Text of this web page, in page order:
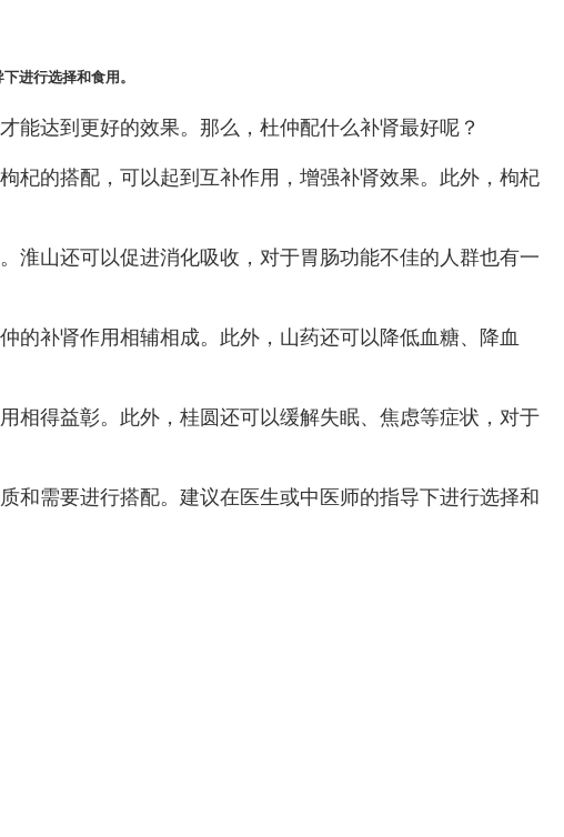
进行选择和食用。
能达到更好的效果。那么，杜仲配什么补肾最好呢？
杞的搭配，可以起到互补作用，增强补肾效果。此外，枸杞
淮山还可以促进消化吸收，对于胃肠功能不佳的人群也有一
的补肾作用相辅相成。此外，山药还可以降低血糖、降血
相得益彰。此外，桂圆还可以缓解失眠、焦虑等症状，对于
和需要进行搭配。建议在医生或中医师的指导下进行选择和